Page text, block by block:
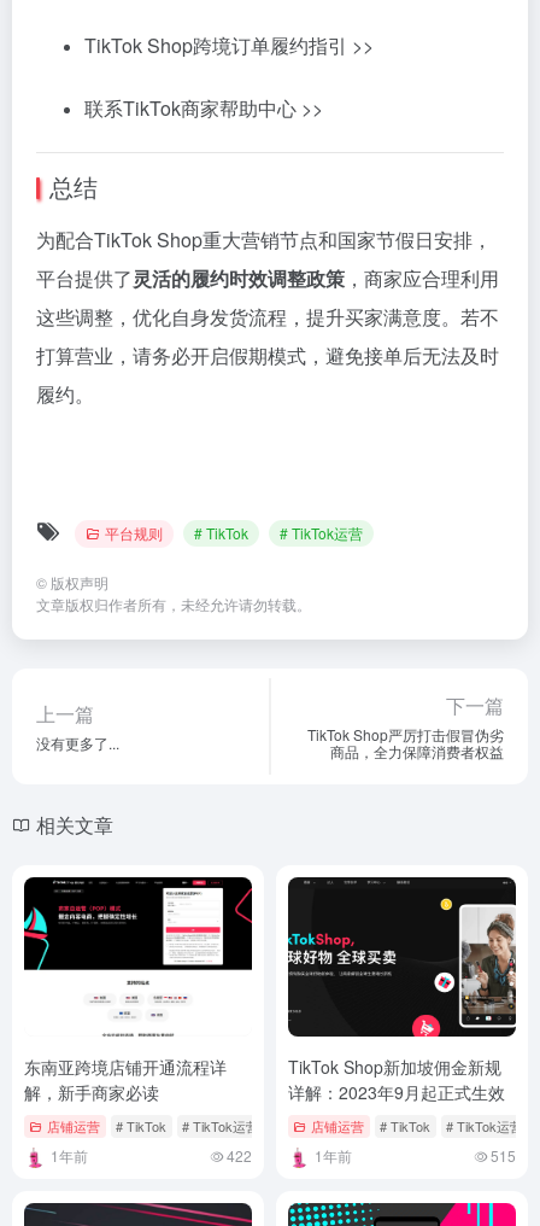
TikTokShop跨境订单履约指引 >>
联系TikTok商家帮助中心 >>
总结
为配合TikTokShop重大营销节点和国家节假日安排，
平台提供了灵活的履约时效调整政策 ， 商家应合理利用
这些调整， 优化自身发货流程， 提升买家满意度。 若不
打算营业， 请务必开启假期模式， 避免接单后无法及时
履约。
平台规则 # TikTok # TikTok运营
© 版权声明
文章版权归作者所有，未经允许请勿转载。
上一篇
没有更多了...
下一篇
TikTok Shop严厉打击假冒伪劣
商品，全力保障消费者权益
相关文章
东南亚跨境店铺开通流程详
解，新手商家必读
店铺运营 # TikTok # TikTok运营
1年前 422
TikTok Shop新加坡佣金新规
详解：2023年9月起正式生效
店铺运营 # TikTok # TikTok运营
1年前 515